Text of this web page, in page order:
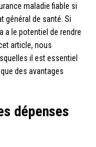
maladie fiable si
général de santé. Si
a le potentiel de rendre
article, nous
il est essentiel
des avantages
dépenses